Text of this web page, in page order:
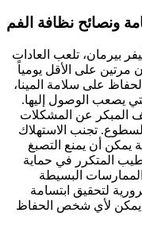
ونصائح نظافة الفم
بيرمان، تلعب العادات
مرتين على الأقل يومياً
على سلامة المينا،
يصعب الوصول إليها.
المبكر عن المشكلات
تجنب الاستهلاك
يمكن أن يمنع التصبغ
المتكرر في حماية
البسيطة
لتحقيق ابتسامة
يمكن لأي شخص الحفاظ